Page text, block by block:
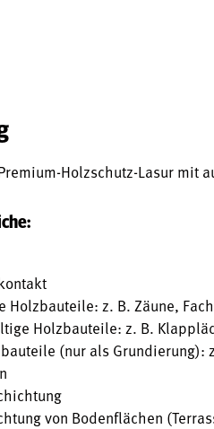
Holzschutz-Lasur mit
Holzbauteile: z. B. Zäune,
Holzbauteile: z. B.
(nur als Grundierung):
von Bodenflächen